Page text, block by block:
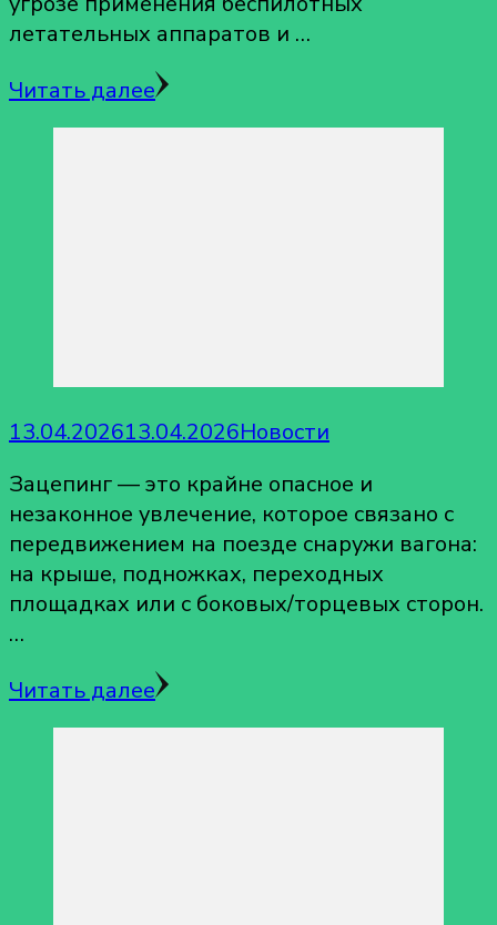
летательных аппаратов и …
Читать далее
13.04.202613.04.2026Новости
Зацепинг — это крайне опасное и
незаконное увлечение, которое связано с
передвижением на поезде снаружи вагона:
на крыше, подножках, переходных
площадках или с боковых/торцевых сторон.
…
Читать далее